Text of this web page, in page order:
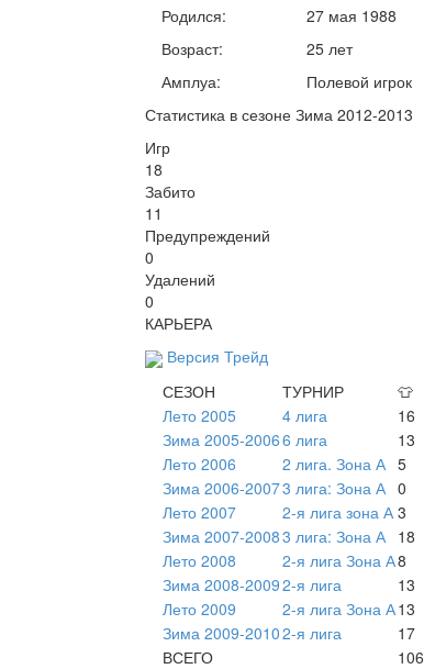
Родился:
Возраст:
Амплуа:
27 мая 1988
25 лет
Полевой игрок
Статистика в сезоне Зима 2012-2013
Игр
18
Забито
11
Предупреждений
0
Удалений
0
КАРЬЕРА
Версия Трейд
СЕЗОН
ТУРНИР 👕
Лето 2005
4 лига 16
Зима 2005-20066 лига 13
Лето 2006
2 лига. Зона А 5
Зима 2006-20073 лига: Зона А 0
Лето 2007
2-я лига зона А 3
Зима 2007-20083 лига: Зона А 18
Лето 2008
2-я лига Зона А8
Зима 2008-20092-я лига 13
Лето 2009
2-я лига Зона А13
Зима 2009-20102-я лига 17
ВСЕГО
106